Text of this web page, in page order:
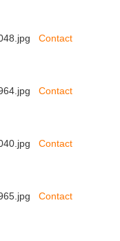
Contact
Contact
Contact
Contact